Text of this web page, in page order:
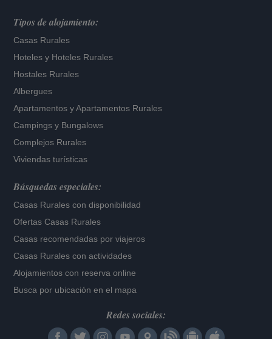
Tipos de alojamiento:
Casas Rurales
Hoteles y Hoteles Rurales
Hostales Rurales
Albergues
Apartamentos yApartamentos Rurales
Campings y Bungalows
Complejos Rurales
Viviendas turísticas
Búsquedas especiales:
Casas Rurales con disponibilidad
Ofertas Casas Rurales
Casas recomendadas por viajeros
Casas Rurales con actividades
Alojamientos con reserva online
Busca por ubicación en el mapa
Redes sociales: